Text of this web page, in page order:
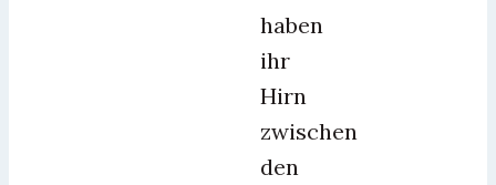
haben
ihr
Hirn
zwischen
den